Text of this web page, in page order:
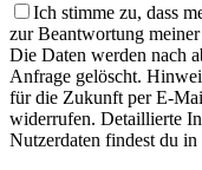
Ich stimme zu, dass
zur Beantwortung
Die Daten werden nach
Anfrage gelöscht.
für die Zukunft per E-
widerrufen. Detaillierte
Nutzerdaten findest du in